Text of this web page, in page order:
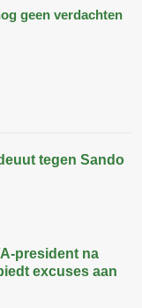
geen verdachten
tegen Sando
president na
excuses aan